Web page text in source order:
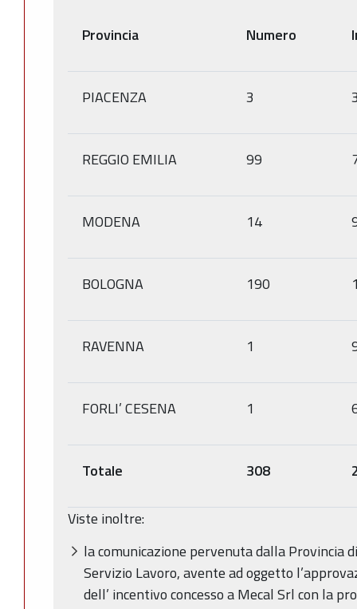
Provincia Numero
PIACENZA 3
REGGIO EMILIA 99
MODENA 14
BOLOGNA 190
RAVENNA 1
FORLI’ CESENA 1
Totale 308
Viste inoltre:
la comunicazione pervenuta dalla Provincia
Servizio Lavoro, avente ad oggetto
dell’ incentivo concesso a Mecal Srl con la